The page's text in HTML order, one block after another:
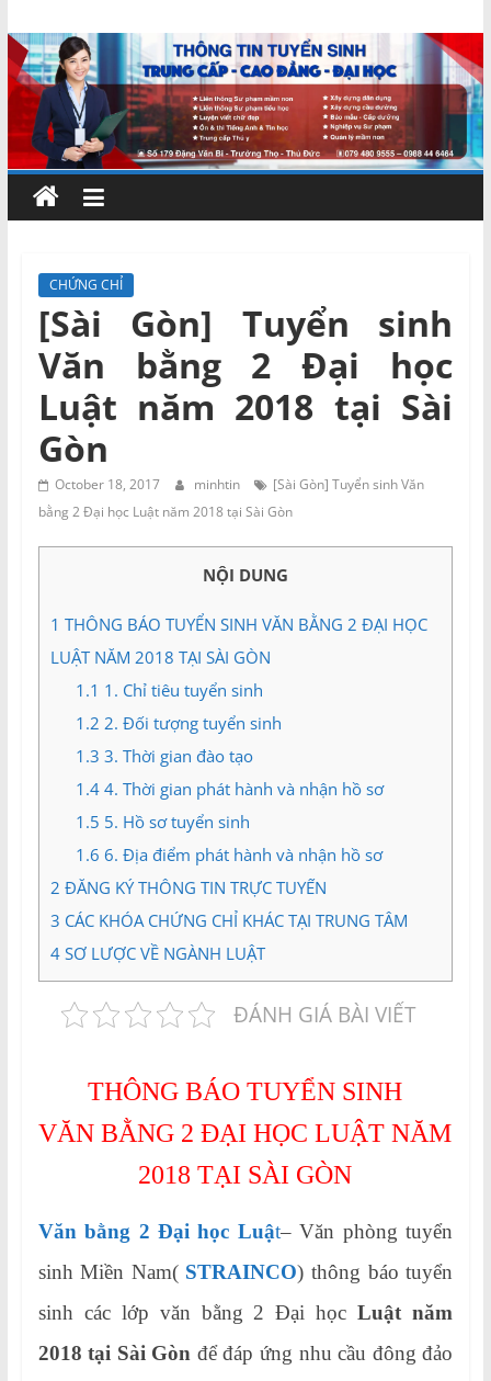
to
content
Chứng
chỉ
ngắn
hạn
–
MIENNAM
Education
Đào
và
Tư
vấn
CHỨNG CHỈ
[Sài Gòn] Tuyển sinh
Văn bằng 2 Đại học
Luật năm 2018 tại Sài
Gòn
October 18, 2017 minhtin
[Sài Gòn] Tuyển sinh Văn
bằng 2 Đại học Luật năm 2018 tại Sài Gòn
NỘI DUNG
1 THÔNG BÁO TUYỂN SINH VĂN BẰNG 2 ĐẠI HỌC
LUẬT NĂM 2018 TẠI SÀI GÒN
1.1 1. Chỉ tiêu tuyển sinh
1.2 2. Đối tượng tuyển sinh
1.3 3. Thời gian đào tạo
1.44. Thời gian phát hành và nhận hồ sơ
1.5 5. Hồ sơ tuyển sinh
1.6 6. Địa điểm phát hành và nhận hồ sơ
2 ĐĂNG KÝ THÔNG TIN TRỰC TUYẾN
3 CÁC KHÓA CHỨNG CHỈ KHÁC TẠI TRUNG TÂM
4SƠ LƯỢC VỀ NGÀNH LUẬT
ĐÁNH GIÁ BÀI VIẾT
THÔNG BÁO TUYỂN SINH
VĂN BẰNG 2 ĐẠI HỌC LUẬT NĂM
2018 TẠI SÀI GÒN
Văn bằng 2 Đại học Luật– Văn phòng tuyển
sinh Miền Nam( STRAINCO) thông báo tuyển
sinh các lớp văn bằng 2 Đại họcLuật năm
2018 tại Sài Gòn để đáp ứng nhu cầu đông đảo